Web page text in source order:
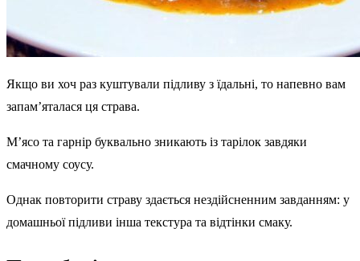
Якщо ви хоч раз куштували підливу з їдальні, то напевно вам
запам’яталася ця страва.
М’ясо та гарнір буквально зникають із тарілок завдяки
смачному соусу.
Однак повторити страву здається нездійсненним завданням: у
домашньої підливи інша текстура та відтінки смаку.